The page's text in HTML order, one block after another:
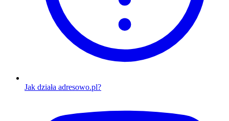
Jak działa adresowo.pl?